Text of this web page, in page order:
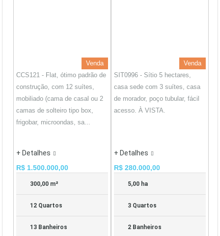
Venda
CCS121 - Flat, ótimo padrão de
construção, com 12 suítes,
mobiliado (cama de casal ou 2
camas de solteiro tipo box,
frigobar, microondas, sa...
+ Detalhes
R$ 1.500.000,00
300,00 m²
12 Quartos
13 Banheiros
Venda
SIT0996 - Sítio 5 hectares,
casa sede com 3 suítes, casa
de morador, poço tubular, fácil
acesso. À VISTA.
+ Detalhes
R$ 280.000,00
5,00 ha
3 Quartos
2 Banheiros